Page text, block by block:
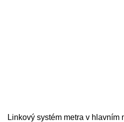
Linkový systém metra v hlavním